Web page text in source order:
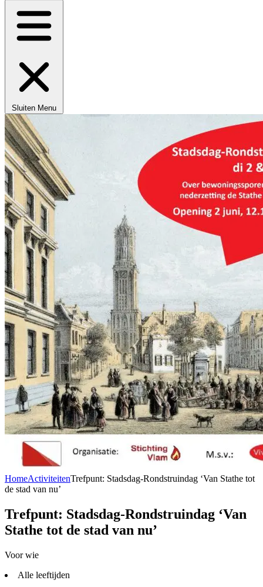
Sluiten Menu
HomeActiviteitenTrefpunt: Stadsdag-Rondstruindag ‘Van Stathe tot
de stad van nu’
Trefpunt: Stadsdag-Rondstruindag ‘Van
Stathe tot de stad van nu’
Voor wie
Alle leeftijden